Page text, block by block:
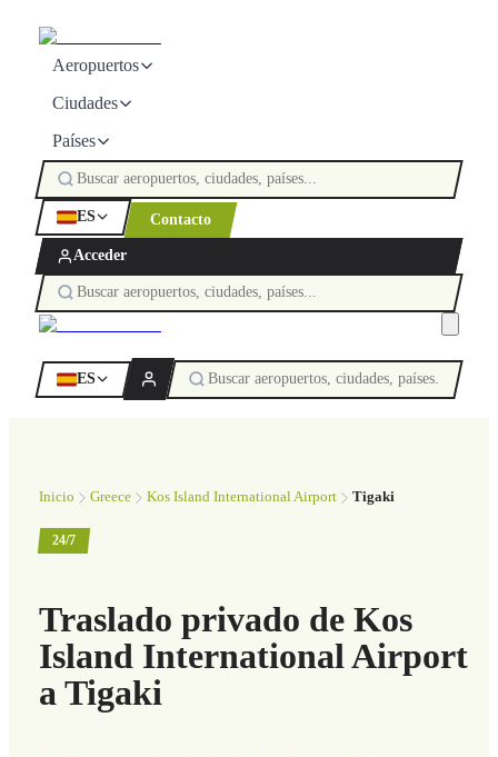
Aeropuertos
Ciudades
Países
ES Contacto
Acceder
ES
Inicio Greece Kos Island International Airport Tigaki
24/7
Traslado privado de Kos
Island International Airport
a Tigaki